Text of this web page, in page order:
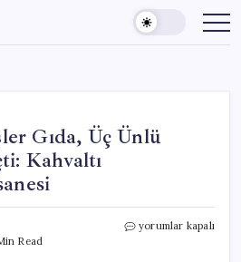
Gıda, Üç Ünlü
Kahvaltı
Read
Seğmen
yorumlar kapalı